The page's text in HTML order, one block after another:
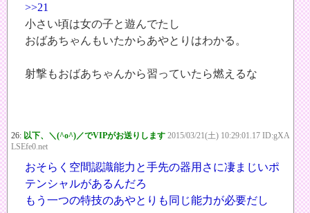
>>21
小さい頃は女の子と遊んでたし
おばあちゃんもいたからあやとりはわかる。
射撃もおばあちゃんから習っていたら燃えるな
26: 以下、＼(^o^)／でVIPがお送りします 2015/03/21(土) 10:29:01.17 ID:gXA
LSEfe0.net
おそらく空間認識能力と手先の器用さに凄まじいポ
テンシャルがあるんだろ
もう一つの特技のあやとりも同じ能力が必要だし